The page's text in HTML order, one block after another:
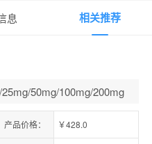
息 相关推荐
50mg/100mg/200mg
产品价格： ￥428.0